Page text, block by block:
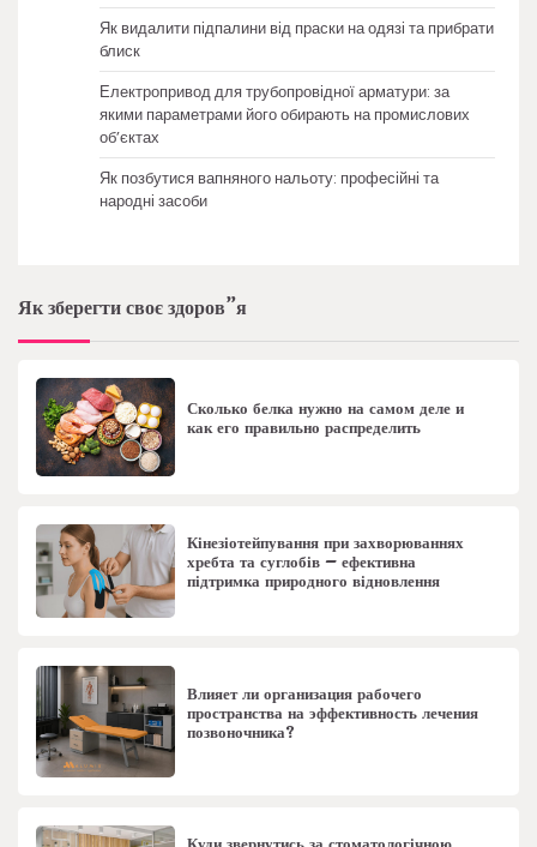
Як видалити підпалини від праски на одязі та прибрати
блиск
Електропривод для трубопровідної арматури: за
якими параметрами його обирають на промислових
об’єктах
Як позбутися вапняного нальоту: професійні та
народні засоби
Як зберегти своє здоров”я
Сколько белка нужно на самом деле и
как его правильно распределить
Кінезіотейпування при захворюваннях
хребта та суглобів – ефективна
підтримка природного відновлення
Влияет ли организация рабочего
пространства на эффективность лечения
позвоночника?